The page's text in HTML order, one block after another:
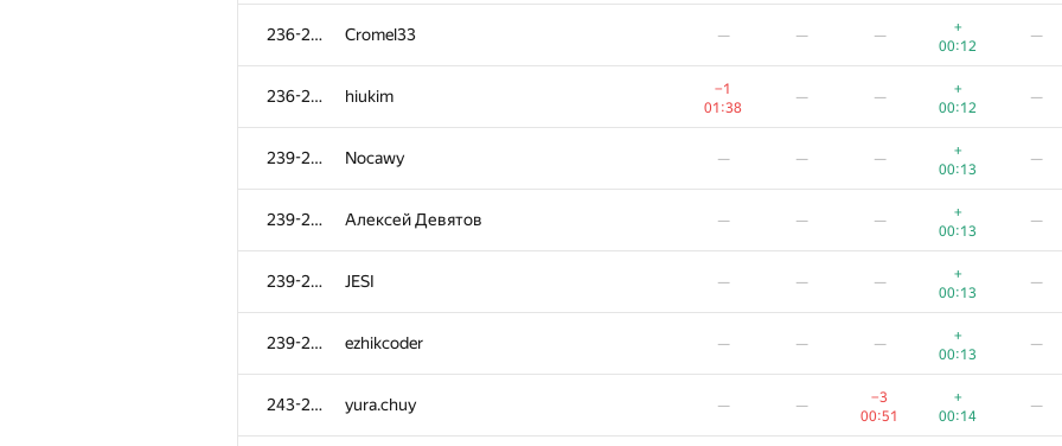
236-238 Cromel33 — — —
+
00:12
—
236-238 hiukim
−1
01:38
— —
+
00:12
—
239-242 Nocawy — — —
+
00:13
—
239-242 Алексей Девятов — — —
+
00:13
—
239-242 JESI — — —
+
00:13
—
239-242 ezhikcoder — — —
+
00:13
—
243-244 yura.chuy — —
−3
00:51
+
00:14
—
Dmytro Patkovskyi
00:11
Serega —
00:11
Pernekhan Utemuratov
00:11
205 ssavinov.spbau
00:29 00:12
it4kp
00:11
Юлия Абдрашитова
01:36
00:13
208 baranov.andrii
01:05 00:14